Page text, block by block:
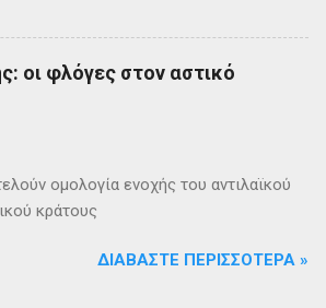
οι φλόγες στον αστικό
ομολογία ενοχής του αντιλαϊκού
κράτους
ΔΙΑΒΆΣΤΕ ΠΕΡΙΣΣΌΤΕΡΑ »